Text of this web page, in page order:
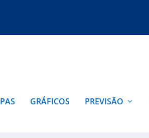
GRÁFICOS PREVISÃO